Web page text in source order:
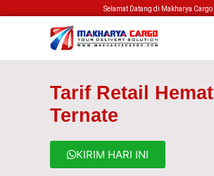
Selamat Datang di Makharya Cargo
Tarif Retail Hemat
Ternate
KIRIM HARI INI